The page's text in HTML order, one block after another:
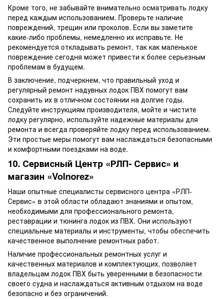
Кроме того, не забывайте внимательно осматривать лодку
перед каждым использованием. Проверьте наличие
повреждений, трещин или проколов. Если вы заметите
какие-либо проблемы, немедленно их исправьте. Не
рекомендуется откладывать ремонт, так как маленькое
повреждение сегодня может привести к более серьезным
проблемам в будущем.
В заключение, подчеркнем, что правильный уход и
регулярный ремонт надувных лодок ПВХ помогут вам
сохранить их в отличном состоянии на долгие годы.
Следуйте инструкциям производителя, мойте и чистите
лодку регулярно, используйте надежные материалы для
ремонта и всегда проверяйте лодку перед использованием.
Эти простые меры помогут вам наслаждаться безопасными
и комфортными поездками на воде.
10. Сервисный Центр «РЛП- Сервис» и
магазин «Volnorez»
Наши опытные специалисты сервисного центра «РЛП-
Сервис» в этой области обладают знаниями и опытом,
необходимыми для профессионального ремонта,
реставрации и тюнинга лодок из ПВХ. Они используют
специальные материалы и инструменты, чтобы обеспечить
качественное выполнение ремонтных работ.
Наличие профессиональных ремонтных услуг и
качественных материалов и комплектующих, позволяет
владельцам лодок ПВХ быть уверенными в безопасности
своего судна и наслаждаться активным отдыхом на воде
безопасно и без ограничений.